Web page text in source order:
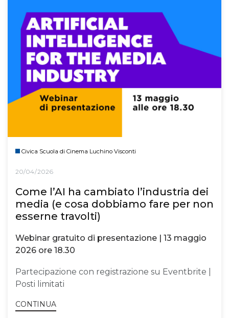
Civica Scuola di Cinema Luchino Visconti
20/04/2026
Come l’AI ha cambiato l’industria dei
media (e cosa dobbiamo fare per non
esserne travolti)
Webinar gratuito di presentazione | 13 maggio
2026 ore 18.30
Partecipazione con registrazione su Eventbrite |
Posti limitati
CONTINUA